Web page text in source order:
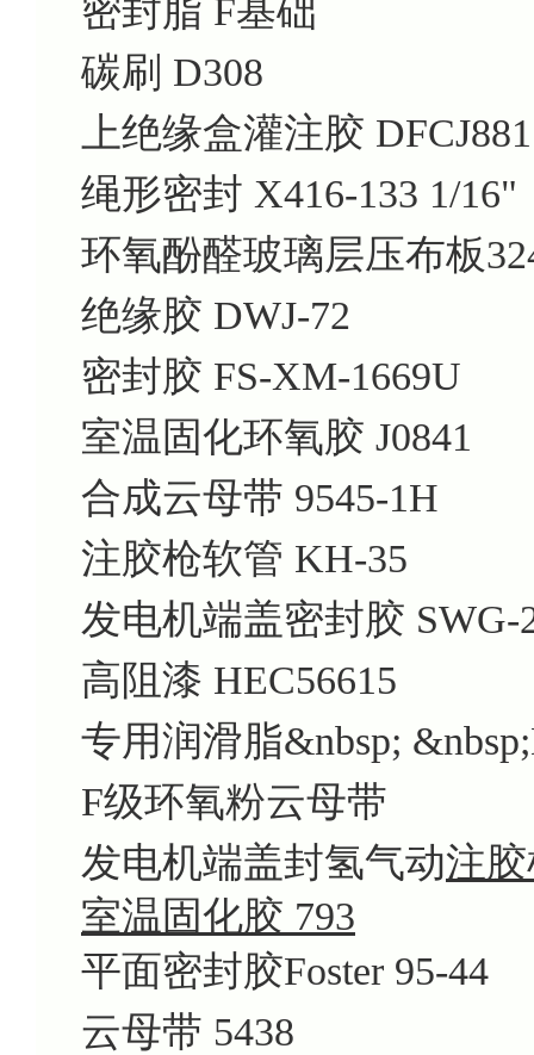
密封脂 F基础
碳刷 D308
上绝缘盒灌注胶 DFCJ881
绳形密封 X416-133 1/16"
环氧酚醛玻璃层压布板
绝缘胶 DWJ-72
密封胶 FS-XM-1669U
室温固化环氧胶 J0841
合成云母带 9545-1H
注胶枪软管 KH-35
发电机端盖密封胶 SWG-
高阻漆 HEC56615
专用润滑脂&nbsp;
F级环氧粉云母带
发电机端盖封氢气动注
室温固化胶 793
平面密封胶Foster 95-44
云母带 5438